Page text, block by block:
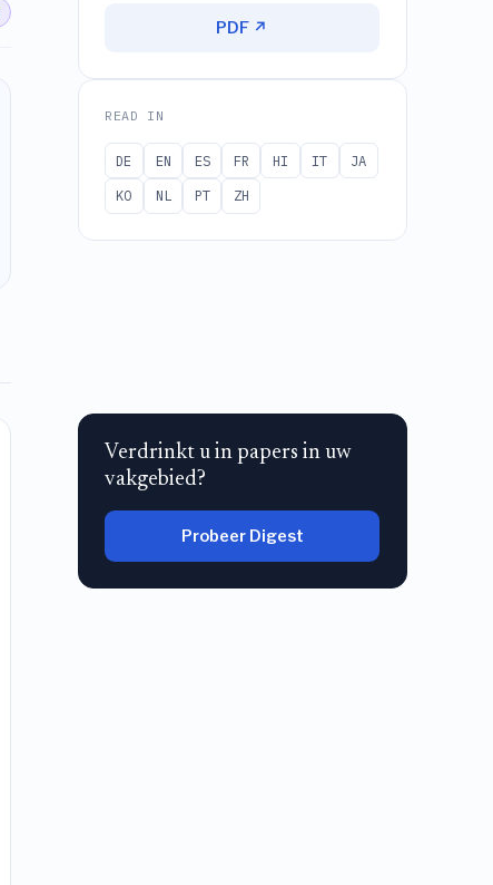
PDF ↗
READ IN
DE EN ES FR HI IT
JA
KO
NL PT ZH
Verdrinkt u in papers in uw
vakgebied?
Probeer Digest